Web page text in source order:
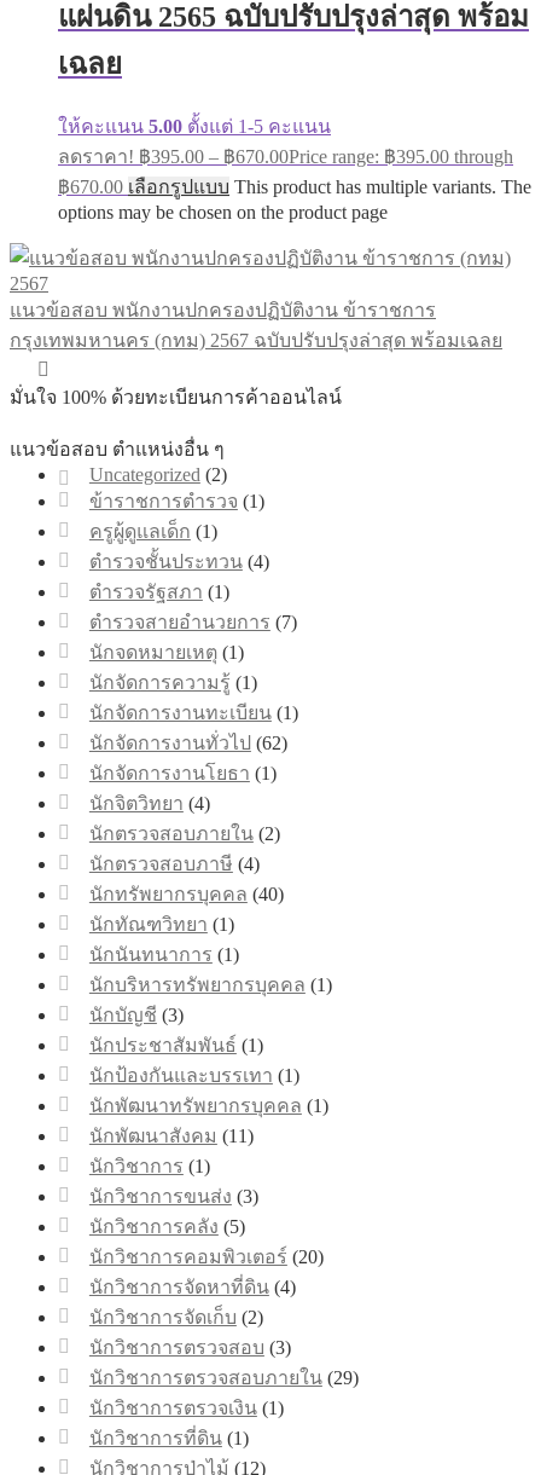
แผ่นดิน 2565 ฉบับปรับปรุงล่าสุด พร้อม
เฉลย
ให้คะแนน 5.00 ตั้งแต่ 1-5 คะแนน
ลดราคา! ฿395.00 – ฿670.00Price range: ฿395.00 through
฿670.00 เลือกรูปแบบ This product has multiple variants. The
options may be chosen on the product page
แนวข้อสอบ พนักงานปกครองปฏิบัติงาน ข้าราชการ
กรุงเทพมหานคร (กทม) 2567 ฉบับปรับปรุงล่าสุด พร้อมเฉลย
มั่นใจ 100% ด้วยทะเบียนการค้าออนไลน์
แนวข้อสอบ ตำแหน่งอื่น ๆ
Uncategorized (2)
ข้าราชการตำรวจ (1)
ครูผู้ดูแลเด็ก (1)
ตำรวจชั้นประทวน (4)
ตำรวจรัฐสภา (1)
ตำรวจสายอำนวยการ (7)
นักจดหมายเหตุ (1)
นักจัดการความรู้ (1)
นักจัดการงานทะเบียน (1)
นักจัดการงานทั่วไป (62)
นักจัดการงานโยธา (1)
นักจิตวิทยา (4)
นักตรวจสอบภายใน (2)
นักตรวจสอบภาษี (4)
นักทรัพยากรบุคคล (40)
นักทัณฑวิทยา (1)
นักนันทนาการ (1)
นักบริหารทรัพยากรบุคคล (1)
นักบัญชี (3)
นักประชาสัมพันธ์ (1)
นักป้องกันและบรรเทา (1)
นักพัฒนาทรัพยากรบุคคล (1)
นักพัฒนาสังคม (11)
นักวิชาการ (1)
นักวิชาการขนส่ง (3)
นักวิชาการคลัง (5)
นักวิชาการคอมพิวเตอร์ (20)
นักวิชาการจัดหาที่ดิน (4)
นักวิชาการจัดเก็บ (2)
นักวิชาการตรวจสอบ (3)
นักวิชาการตรวจสอบภายใน (29)
นักวิชาการตรวจเงิน (1)
นักวิชาการที่ดิน (1)
นักวิชาการป่าไม้ (12)